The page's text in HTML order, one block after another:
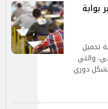
بوابة
تحميل
والتي
بشكل دوري